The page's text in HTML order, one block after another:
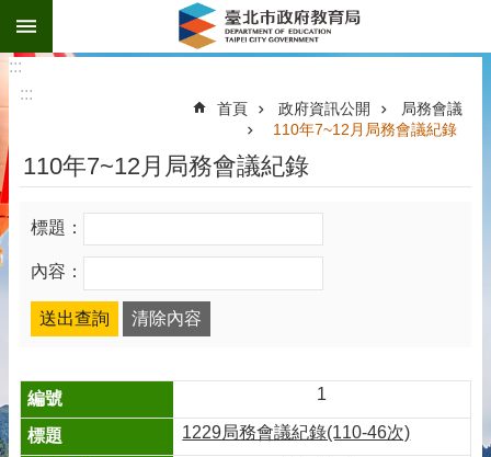
跳到主要內容區塊
:::
:::
首頁 政府資訊公開
局務會議
110年7~12月局務會議紀錄
110年7~12月局務會議紀錄
標題：
內容：
1
1229局務會議紀錄(110-46次)